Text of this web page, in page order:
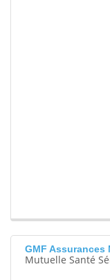
GMF Assurances
Mutuelle Santé